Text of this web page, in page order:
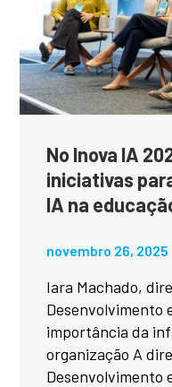
No Inova IA
iniciativas
IA na
novembro 26, 2025
Iara Machado,
Desenvolvimento
importância da
organização A
Desenvolvimento